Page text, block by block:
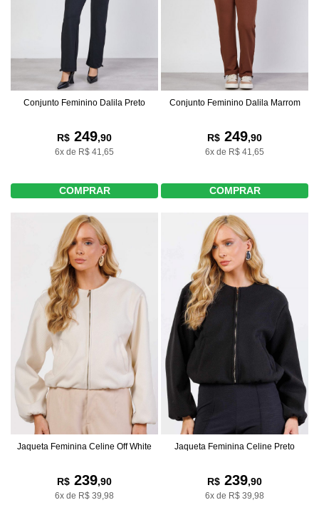
Conjunto Feminino Dalila Preto
R$ 249,90
6x de R$ 41,65
COMPRAR
Conjunto Feminino Dalila Marrom
R$ 249,90
6x de R$ 41,65
COMPRAR
Jaqueta Feminina Celine Off White
R$ 239,90
6x de R$ 39,98
Jaqueta Feminina Celine Preto
R$ 239,90
6x de R$ 39,98